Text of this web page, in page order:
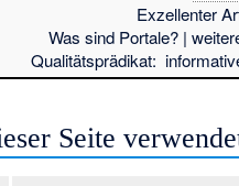
Exzellenter
Was sind Portale?|
Qualitätsprädikat:
Seite